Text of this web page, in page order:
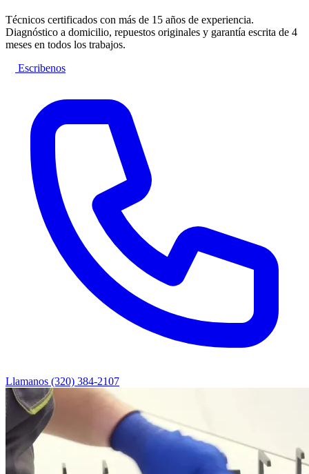
Técnicos certificados con más de 15 años de experiencia.
Diagnóstico a domicilio, repuestos originales y garantía escrita de 4
meses en todos los trabajos.
Escribenos
Llamanos (320) 384-2107